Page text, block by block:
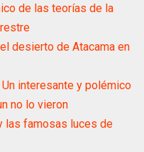
de las teorías de la
desierto de Atacama en
interesante y polémico
no lo vieron
las famosas luces de